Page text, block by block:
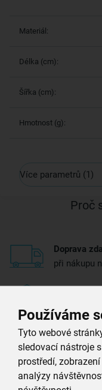
Používáme
Tyto webové
sledovací nástroje
prostředí,
analýzy
Materiál:
Délka (cm):
Šířka (cm):
Hmotnost (g):
Více parametrů (1)
Proč
Doprava
při nákupu
máme
Vždy si u
4 000
Jsme vždy